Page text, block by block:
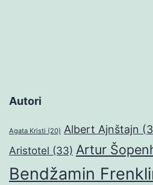
Autori
Agata Kristi (20) Albert Ajnštajn
Aristotel (33) Artur
Bendžamin